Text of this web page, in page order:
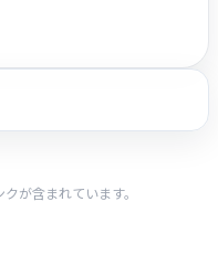
が含まれています。